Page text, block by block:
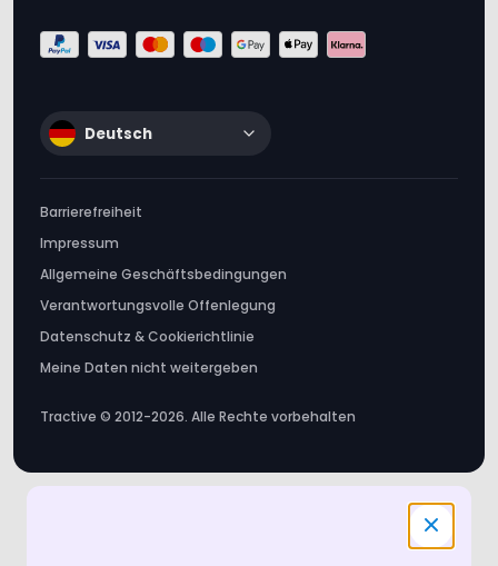
Barrierefreiheit
Impressum
Allgemeine Geschäftsbedingungen
Verantwortungsvolle Offenlegung
Datenschutz & Cookierichtlinie
Meine Daten nicht weitergeben